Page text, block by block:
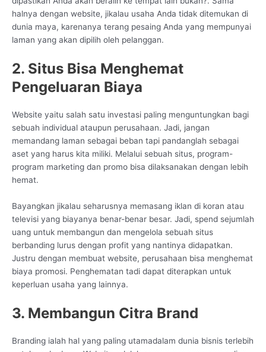
halnya dengan website, jikalau usaha Anda tidak ditemukan di
dunia maya, karenanya terang pesaing Anda yang mempunyai
laman yang akan dipilih oleh pelanggan.
2. Situs Bisa Menghemat
Pengeluaran Biaya
Website yaitu salah satu investasi paling menguntungkan bagi
sebuah individual ataupun perusahaan. Jadi, jangan
memandang laman sebagai beban tapi pandanglah sebagai
aset yang harus kita miliki. Melalui sebuah situs, program-
program marketing dan promo bisa dilaksanakan dengan lebih
hemat.
Bayangkan jikalau seharusnya memasang iklan di koran atau
televisi yang biayanya benar-benar besar. Jadi, spend sejumlah
uang untuk membangun dan mengelola sebuah situs
berbanding lurus dengan profit yang nantinya didapatkan.
Justru dengan membuat website, perusahaan bisa menghemat
biaya promosi. Penghematan tadi dapat diterapkan untuk
keperluan usaha yang lainnya.
3. Membangun Citra Brand
Branding ialah hal yang paling utamadalam dunia bisnis terlebih